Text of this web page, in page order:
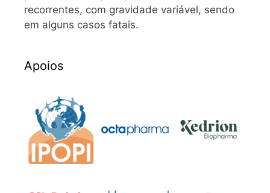
recorrentes, com gravidade variável, sendo
em alguns casos fatais.
Apoios